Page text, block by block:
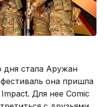
дня стала Аружан
она пришла
Для нее Comic